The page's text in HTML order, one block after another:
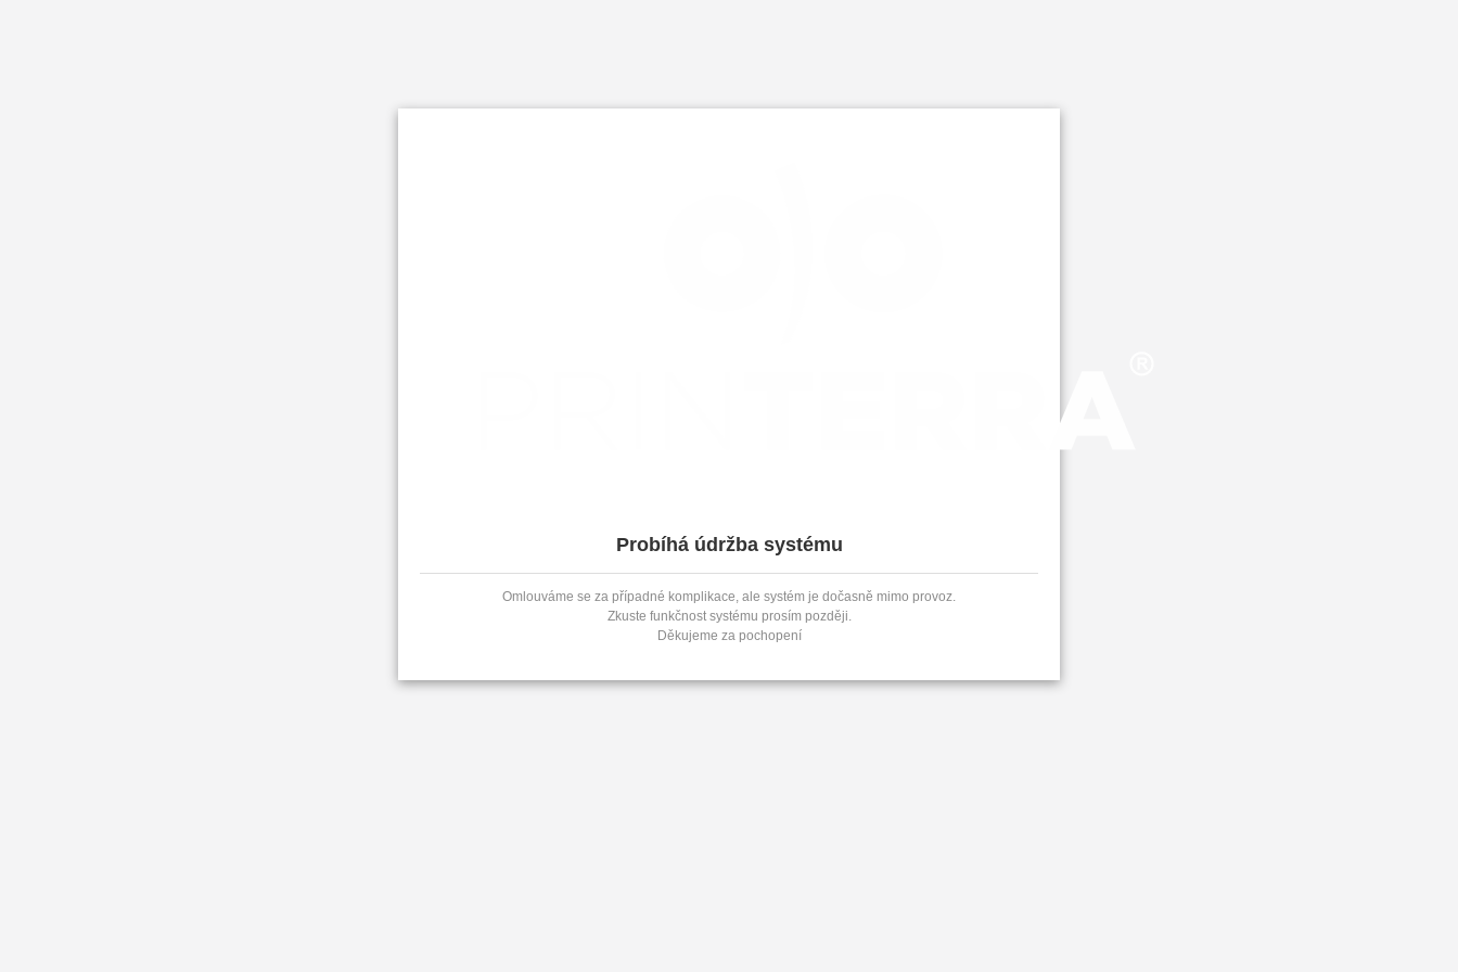
Probíhá údržba systému
Omlouváme se za případné komplikace, ale systém je dočasně mimo provoz.
Zkuste funkčnost systému prosím později.
Děkujeme za pochopení